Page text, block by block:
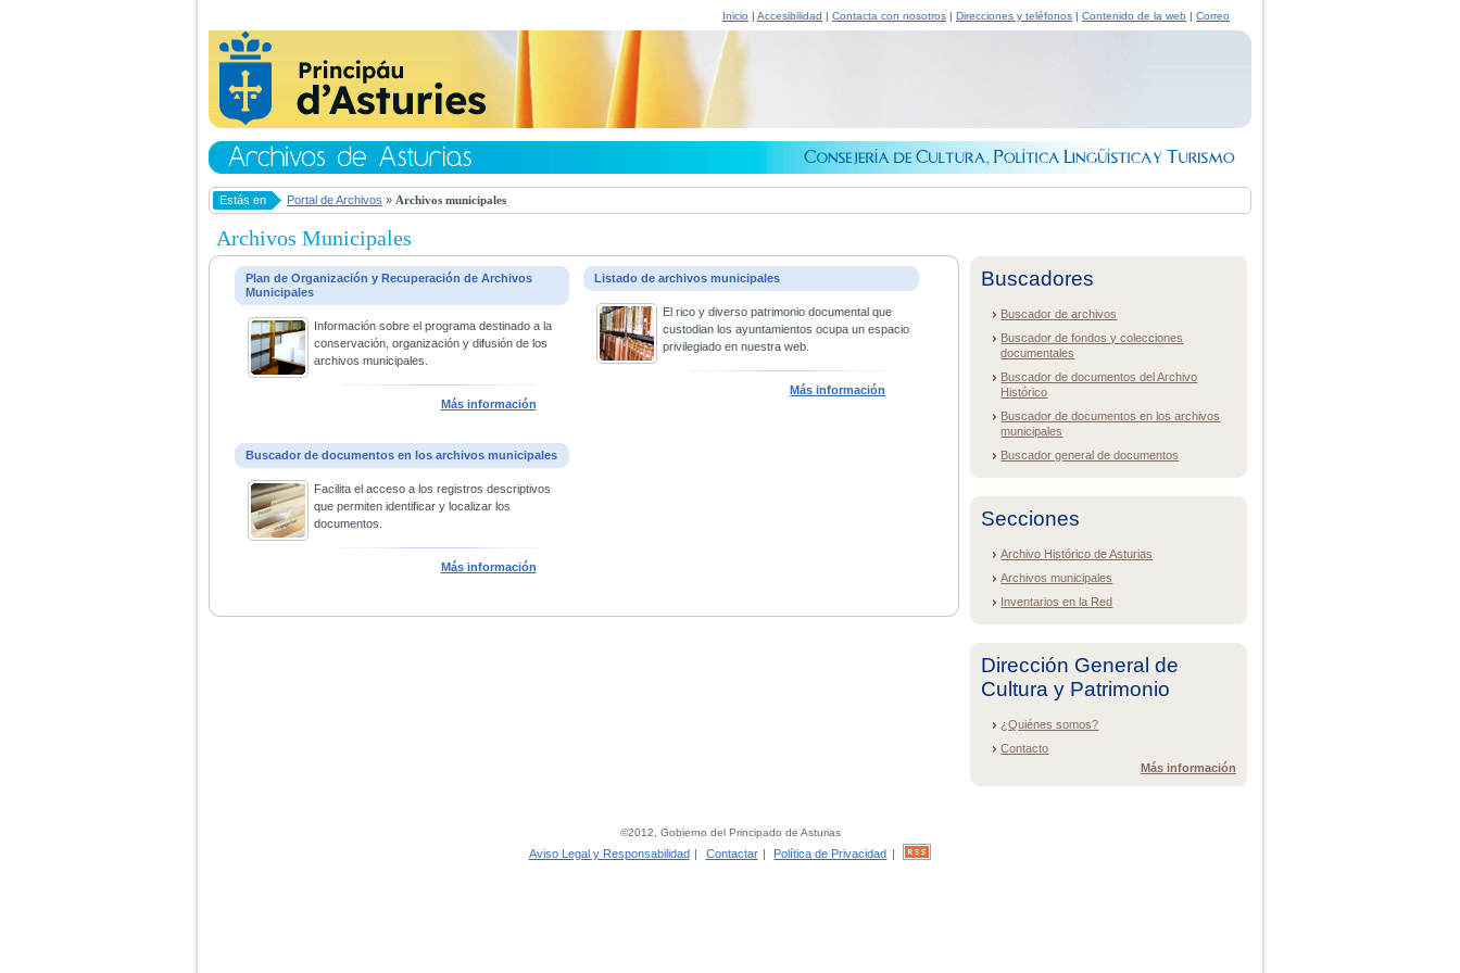
Inicio | Accesibilidad | Contacta con nosotros | Direcciones y teléfonos | Contenido de la web | Correo
Estás en Portal de Archivos » Archivos municipales
Archivos Municipales
Plan de Organización y Recuperación de Archivos
Municipales
Información sobre el programa destinado a la
conservación, organización y difusión de los
archivos municipales.
Más información
Listado de archivos municipales
El rico y diverso patrimonio documental que
custodian los ayuntamientos ocupa un espacio
privilegiado en nuestra web.
Más información
Buscador de documentos en los archivos municipales
Facilita el acceso a los registros descriptivos
que permiten identificar y localizar los
documentos.
Más información
Buscadores
Buscador de archivos
Buscador de fondos y colecciones
documentales
Buscador de documentos del Archivo
Histórico
Buscador de documentos en los archivos
municipales
Buscador general de documentos
Secciones
Archivo Histórico de Asturias
Archivos municipales
Inventarios en la Red
Dirección General de
Cultura y Patrimonio
¿Quiénes somos?
Contacto
Más información
©2012, Gobierno del Principado de Asturias
Aviso Legal y Responsabilidad | Contactar | Política de Privacidad |